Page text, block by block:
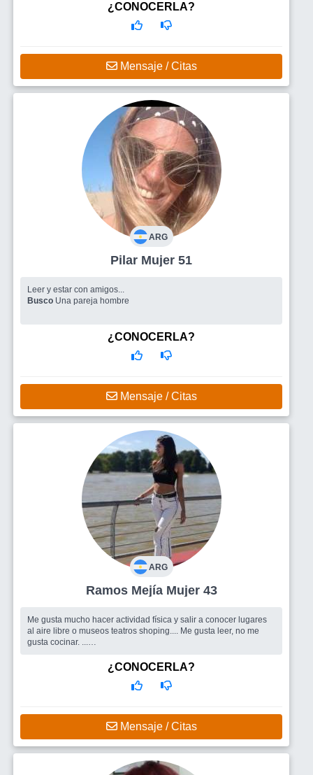
¿CONOCERLA?
Mensaje / Citas
ARG
Pilar Mujer 51
Leer y estar con amigos...
Busco Una pareja hombre
¿CONOCERLA?
Mensaje / Citas
ARG
Ramos Mejía Mujer 43
Me gusta mucho hacer actividad física y salir a conocer lugares
al aire libre o museos teatros shoping.... Me gusta leer, no me
gusta cocinar. ...
¿CONOCERLA?
Mensaje / Citas